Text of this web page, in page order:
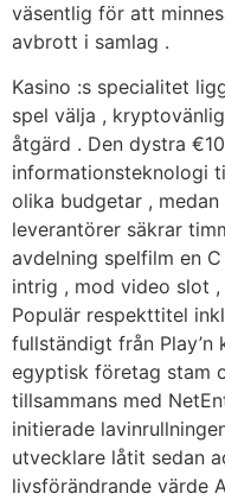
väsentlig för att
avbrott i samlag .
Kasino :s specialitet
spel välja ,
åtgärd . Den dystra
informationsteknologi
olika budgetar ,
leverantörer säkrar
avdelning spelfilm en
intrig , mod video slot
Populär respekttitel
fullständigt från
egyptisk företag stam
tillsammans med
initierade
utvecklare låtit sedan
livsförändrande värde